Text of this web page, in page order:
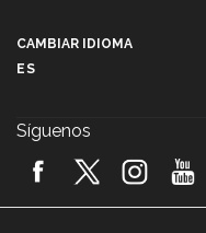
2026! (video)
CAMBIAR IDIOMA
ES
Síguenos